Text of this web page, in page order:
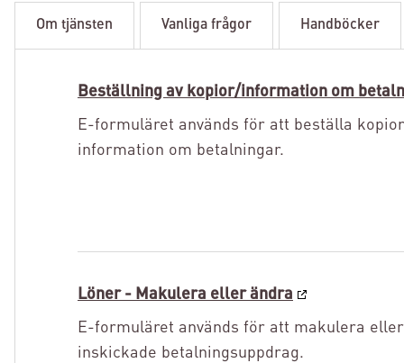
Om tjänsten Vanliga frågor Handböcker
Beställning av kopior/information om
E-formuläret används för att beställa
information om betalningar.
Löner - Makulera eller ändra
E-formuläret används för att makulera
inskickade betalningsuppdrag.